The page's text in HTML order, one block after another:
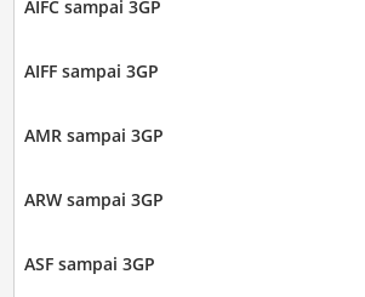
AIFC sampai 3GP
AIFF sampai 3GP
AMR sampai 3GP
ARW sampai 3GP
ASF sampai 3GP